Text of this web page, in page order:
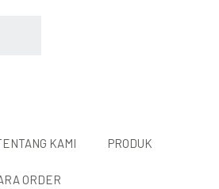
KAMI PRODUK
ORDER